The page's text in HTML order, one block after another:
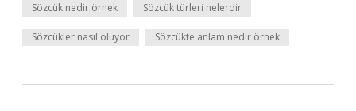
Sözcük nedir örnek Sözcük türleri nelerdir
Sözcükler nasıl oluyor Sözcükte anlam nedir örnek